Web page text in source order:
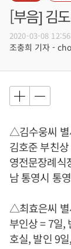
[부음] 김
2020-03-08
조충희 기자 -
△김수웅씨 별
김호준 부친
영전문장례식
남 통영시 통
△최효은씨 별
부인상 = 7일,
호실, 발인 9